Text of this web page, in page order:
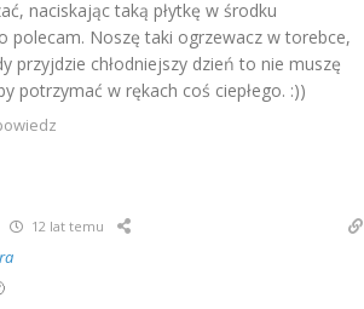
naciskając taką płytkę w środku
polecam. Noszę taki ogrzewacz w torebce,
przyjdzie chłodniejszy dzień to nie muszę
potrzymać w rękach coś ciepłego. :))
12 lat temu